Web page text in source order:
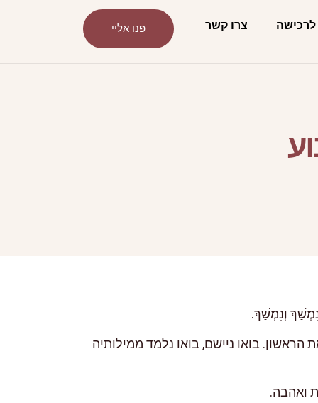
לרכישה צרו קשר פנו אליי
וְנִמְשַׁךְ.
הראשון. בואו ניישם, בואו נלמד ממילותיה
ואהבה.